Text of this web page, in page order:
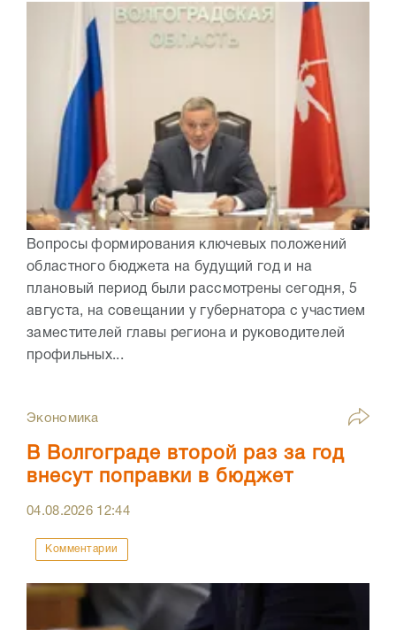
Вопросы формирования ключевых положений
областного бюджета на будущий год и на
плановый период были рассмотрены сегодня, 5
августа, на совещании у губернатора с участием
заместителей главы региона и руководителей
профильных...
Экономика
В Волгограде второй раз за год
внесут поправки в бюджет
04.08.2026 12:44
Комментарии